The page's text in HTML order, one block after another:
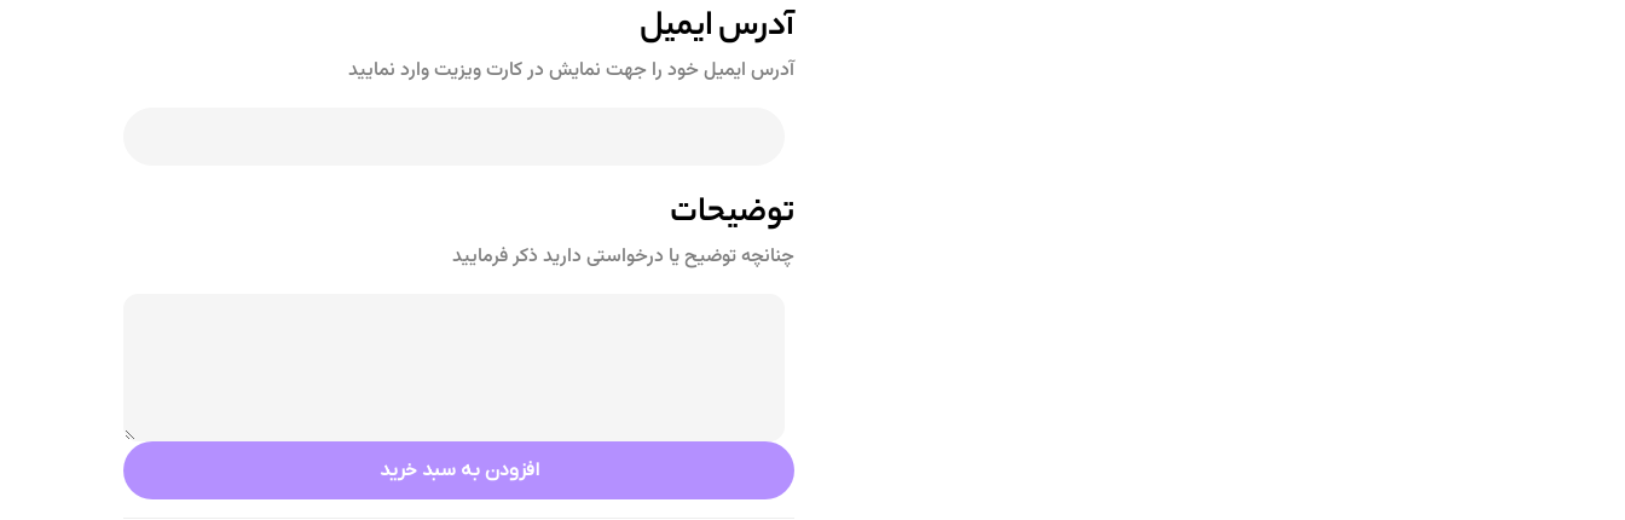
آدرس ایمیل
آدرس ایمیل خود را جهت نمایش در کارت ویزیت وارد نمایید
توضیحات
چنانچه توضیح یا درخواستی دارید ذکر فرمایید
افزودن به سبد خرید